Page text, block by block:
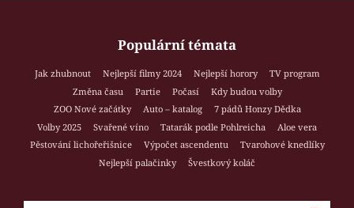
Populární témata
Jak zhubnout Nejlepší filmy 2024 Nejlepší horory
TV program
Změna času
Partie Počasí
Kdy budou volby
ZOO Nové začátky
Auto – katalog
7 pádů Honzy Dědka
Volby 2025
Svařené víno Tatarák podle Pohlreicha
Aloe vera
Pěstování lichořeřišnice
Výpočet ascendentu
Tvarohové knedlíky
Nejlepší palačinky
Švestkový koláč